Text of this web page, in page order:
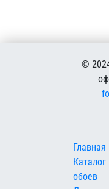
©
Меню
Главная
Каталог
обоев